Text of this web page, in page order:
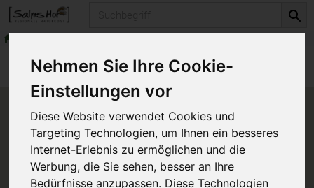
Nehmen Sie Ihre Cookie-
Einstellungen vor
Diese Website verwendet Cookies und
Targeting Technologien, um Ihnen ein besseres
Internet-Erlebnis zu ermöglichen und die
Werbung, die Sie sehen, besser an Ihre
Bedürfnisse anzupassen. Diese Technologien
Produkte
Naturkosmetika
Dr. Hauschka Kosmetik
Produkt "Regeneration
Handbalsam" nicht verfügbar.
Das von Ihnen gesuchte Produkt ist leider zur Zeit
nicht verfügbar.